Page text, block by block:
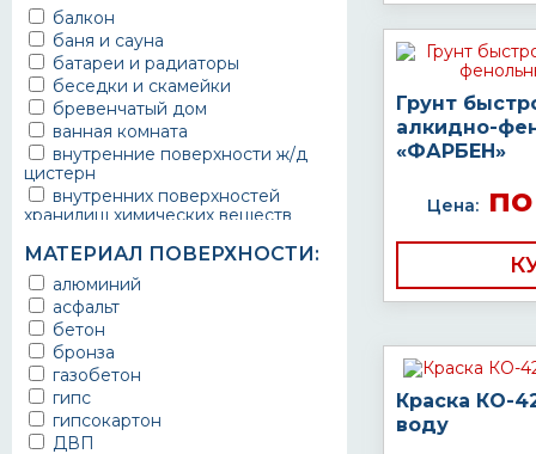
балкон
баня и сауна
батареи и радиаторы
беседки и скамейки
бревенчатый дом
ванная комната
внутренние поверхности ж/д
цистерн
внутренних поверхностей
хранилищ химических веществ
ворота
выхлопные системы
автомобилей
газопроводы
гараж
гидротехнические сооружения
городской транспорт
грузовые вагоны
двери металлические
МАТЕРИАЛ ПОВЕРХНОСТИ:
алюминий
асфальт
бетон
бронза
газобетон
гипс
гипсокартон
ДВП
Грунт
алкидно-
«ФАРБЕН»
Цена:по
Краска КО-
воду